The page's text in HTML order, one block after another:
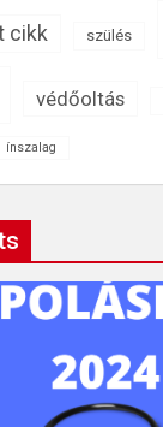
cikk szülés
védőoltás
ínszalag